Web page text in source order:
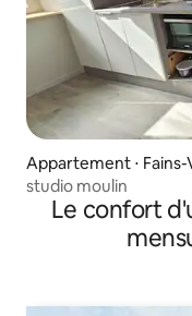
Appartement ⋅ Fains-
studio moulin
Le confort